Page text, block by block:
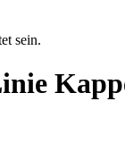
sein.